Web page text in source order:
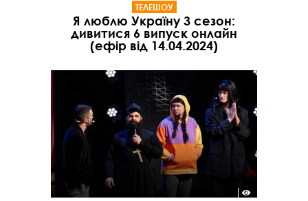
ТЕЛЕШОУ
Я люблю Україну 3 сезон:
дивитися 6 випуск онлайн
(ефір від 14.04.2024)